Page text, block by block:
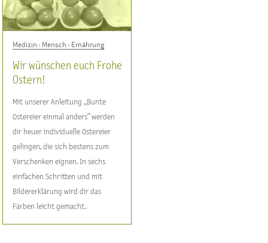
Medizin - Mensch - Ernährung
Wir wünschen euch Frohe
Ostern!
Mit unserer Anleitung „Bunte
Ostereier einmal anders“ werden
dir heuer individuelle Ostereier
gelingen, die sich bestens zum
Verschenken eignen. In sechs
einfachen Schritten und mit
Bildererklärung wird dir das
Färben leicht gemacht.